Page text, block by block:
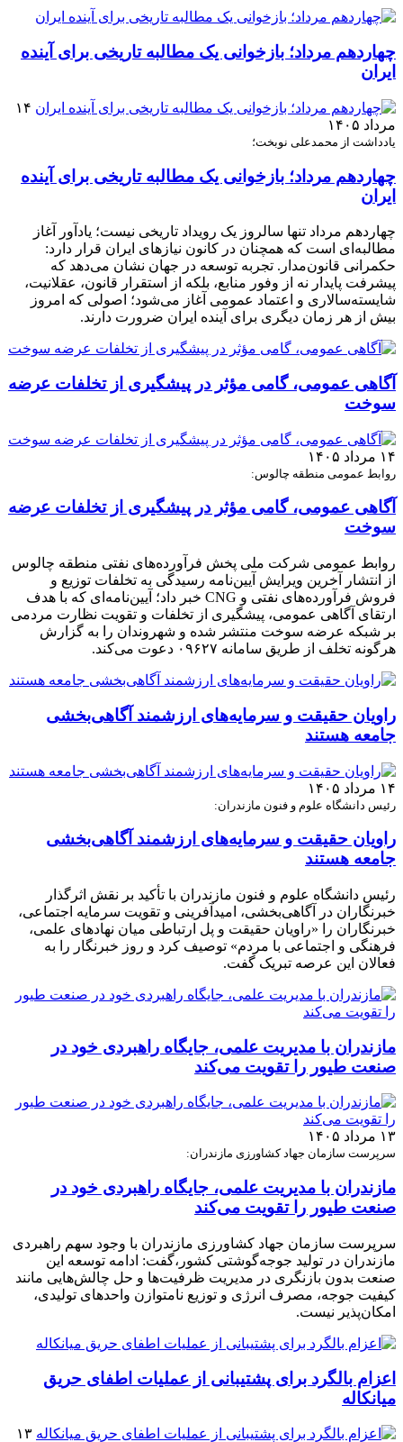
چهاردهم مرداد؛ بازخوانی یک مطالبه تاریخی برای آینده
ایران
۱۴
مرداد ۱۴۰۵
یادداشت از محمدعلی نوبخت؛
چهاردهم مرداد؛ بازخوانی یک مطالبه تاریخی برای آینده
ایران
چهاردهم مرداد تنها سالروز یک رویداد تاریخی نیست؛ یادآور آغاز
مطالبه‌ای است که همچنان در کانون نیازهای ایران قرار دارد:
حکمرانی قانون‌مدار. تجربه توسعه در جهان نشان می‌دهد که
پیشرفت پایدار نه از وفور منابع، بلکه از استقرار قانون، عقلانیت،
شایسته‌سالاری و اعتماد عمومی آغاز می‌شود؛ اصولی که امروز
بیش از هر زمان دیگری برای آینده ایران ضرورت دارند.
آگاهی عمومی، گامی مؤثر در پیشگیری از تخلفات عرضه
سوخت
۱۴ مرداد ۱۴۰۵
روابط عمومی منطقه چالوس:
آگاهی عمومی، گامی مؤثر در پیشگیری از تخلفات عرضه
سوخت
روابط عمومی شرکت ملی پخش فرآورده‌های نفتی منطقه چالوس
از انتشار آخرین ویرایش آیین‌نامه رسیدگی به تخلفات توزیع و
فروش فرآورده‌های نفتی و CNG خبر داد؛ آیین‌نامه‌ای که با هدف
ارتقای آگاهی عمومی، پیشگیری از تخلفات و تقویت نظارت مردمی
بر شبکه عرضه سوخت منتشر شده و شهروندان را به گزارش
هرگونه تخلف از طریق سامانه ۰۹۶۲۷ دعوت می‌کند.
راویان حقیقت و سرمایه‌های ارزشمند آگاهی‌بخشی
جامعه هستند
۱۴ مرداد ۱۴۰۵
رئیس دانشگاه علوم و فنون مازندران:
راویان حقیقت و سرمایه‌های ارزشمند آگاهی‌بخشی
جامعه هستند
رئیس دانشگاه علوم و فنون مازندران با تأکید بر نقش اثرگذار
خبرنگاران در آگاهی‌بخشی، امیدآفرینی و تقویت سرمایه اجتماعی،
خبرنگاران را «راویان حقیقت و پل ارتباطی میان نهادهای علمی،
فرهنگی و اجتماعی با مردم» توصیف کرد و روز خبرنگار را به
فعالان این عرصه تبریک گفت.
مازندران با مدیریت علمی، جایگاه راهبردی خود در
صنعت طیور را تقویت می‌کند
۱۳ مرداد ۱۴۰۵
سرپرست سازمان جهاد کشاورزی مازندران:
مازندران با مدیریت علمی، جایگاه راهبردی خود در
صنعت طیور را تقویت می‌کند
سرپرست سازمان جهاد کشاورزی مازندران با وجود سهم راهبردی
مازندران در تولید جوجه‌گوشتی کشور،گفت: ادامه توسعه این
صنعت بدون بازنگری در مدیریت ظرفیت‌ها و حل چالش‌هایی مانند
کیفیت جوجه، مصرف انرژی و توزیع نامتوازن واحدهای تولیدی،
امکان‌پذیر نیست.
اعزام بالگرد برای پشتیبانی از عملیات اطفای حریق
میانکاله
۱۳